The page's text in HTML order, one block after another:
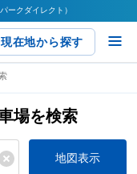
ークダイレクト）
現在地から探す
場を検索
地図表示